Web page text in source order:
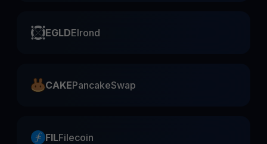
EGLDElrond
CAKEPancakeSwap
FILFilecoin